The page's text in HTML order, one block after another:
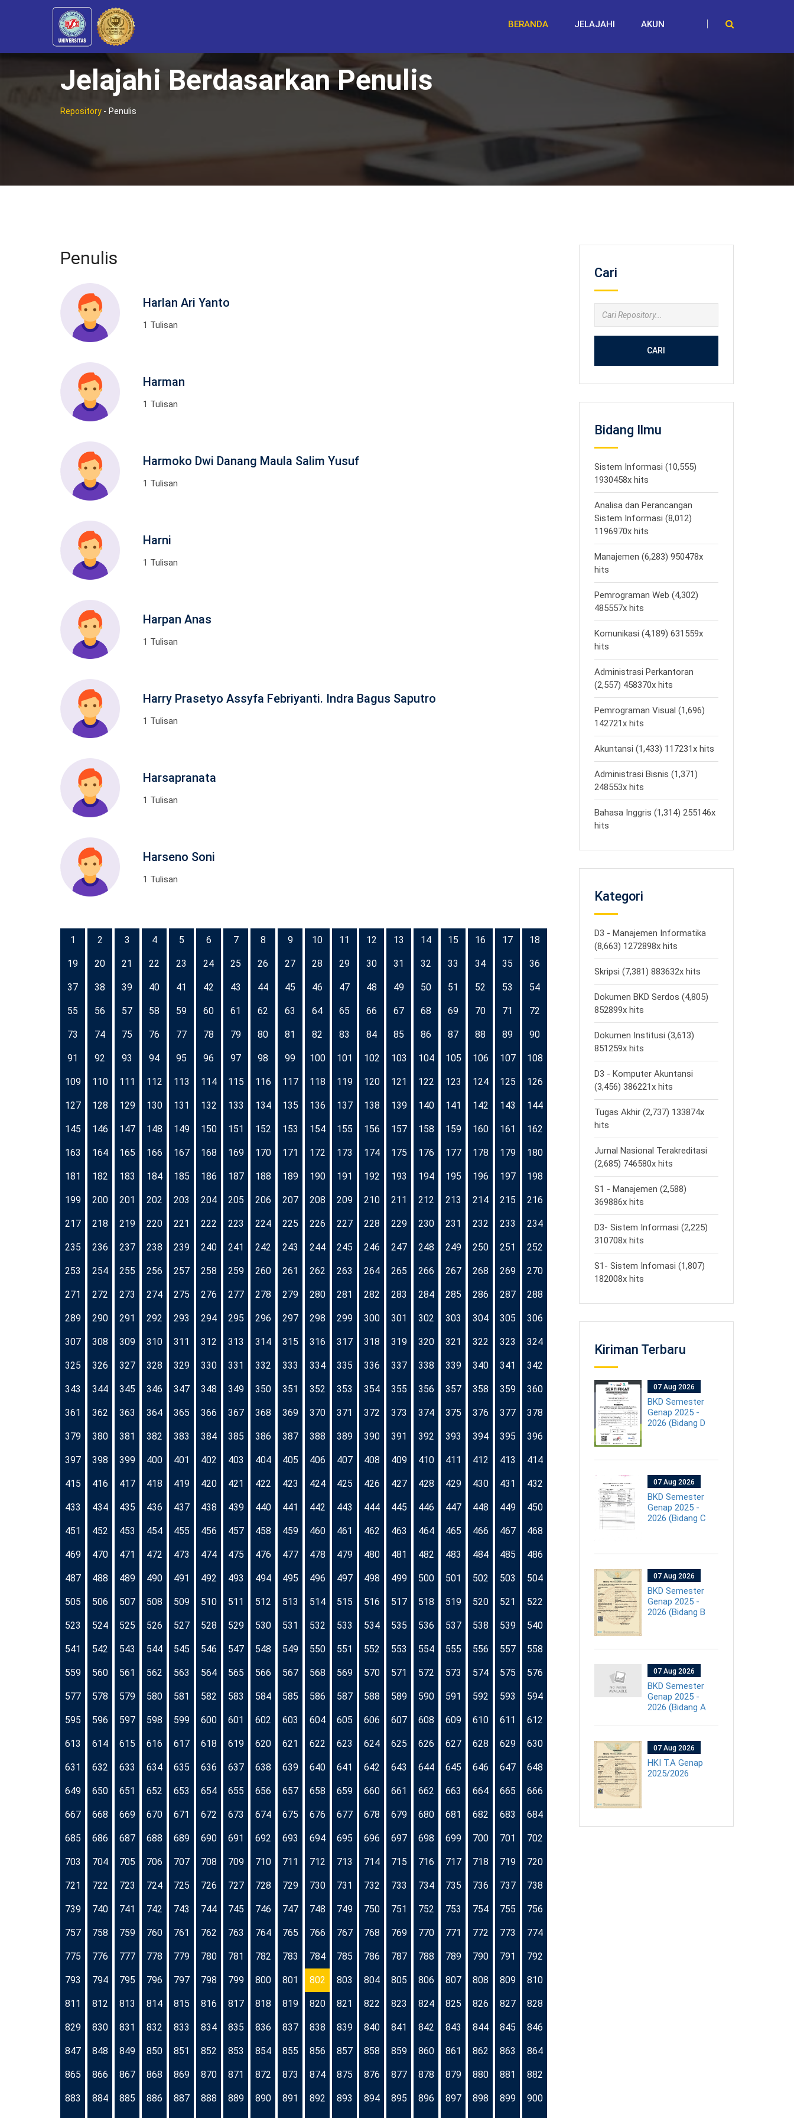
BERANDA JELAJAHI AKUN
Jelajahi Berdasarkan Penulis
Repository - Penulis
Penulis
Harlan Ari Yanto
1 Tulisan
Harman
1 Tulisan
Harmoko Dwi Danang Maula Salim Yusuf
1 Tulisan
Harni
1 Tulisan
Harpan Anas
1 Tulisan
Harry Prasetyo Assyfa Febriyanti. Indra Bagus Saputro
1 Tulisan
Harsapranata
1 Tulisan
Harseno Soni
1 Tulisan
1 2 3 4 5 6 7 8 9 10 11 12 13 14 15 16 17 18
19 20 21 22 23 24 25 26 27 28 29 30 31 32 33 34 35 36
37 38 39 40 41 42 43 44 45 46 47 48 49 50 51 52 53 54
55 56 57 58 59 60 61 62 63 64 65 66 67 68 69 70 71 72
73 74 75 76 77 78 79 80 81 82 83 84 85 86 87 88 89 90
91 92 93 94 95 96 97 98 99 100 101 102 103 104 105 106 107 108
109 110 111 112 113 114 115 116 117 118 119 120 121 122 123 124 125 126
127 128 129 130 131 132 133 134 135 136 137 138 139 140 141 142 143 144
145 146 147 148 149 150 151 152 153 154 155 156 157 158 159 160 161 162
163 164 165 166 167 168 169 170 171 172 173 174 175 176 177 178 179 180
181 182 183 184 185 186 187 188 189 190 191 192 193 194 195 196 197 198
199 200 201 202 203 204 205 206 207 208 209 210 211 212 213 214 215 216
217 218 219 220 221 222 223 224 225 226 227 228 229 230 231 232 233 234
235 236 237 238 239 240 241 242 243 244 245 246 247 248 249 250 251 252
253 254 255 256 257 258 259 260 261 262 263 264 265 266 267 268 269 270
271 272 273 274 275 276 277 278 279 280 281 282 283 284 285 286 287 288
289 290 291 292 293 294 295 296 297 298 299 300 301 302 303 304 305 306
307 308 309 310 311 312 313 314 315 316 317 318 319 320 321 322 323 324
325 326 327 328 329 330 331 332 333 334 335 336 337 338 339 340 341 342
343 344 345 346 347 348 349 350 351 352 353 354 355 356 357 358 359 360
361 362 363 364 365 366 367 368 369 370 371 372 373 374 375 376 377 378
379 380 381 382 383 384 385 386 387 388 389 390 391 392 393 394 395 396
397 398 399 400 401 402 403 404 405 406 407 408 409 410 411 412 413 414
415 416 417 418 419 420 421 422 423 424 425 426 427 428 429 430 431 432
433 434 435 436 437 438 439 440 441 442 443 444 445 446 447 448 449 450
451 452 453 454 455 456 457 458 459 460 461 462 463 464 465 466 467 468
469 470 471 472 473 474 475 476 477 478 479 480 481 482 483 484 485 486
487 488 489 490 491 492 493 494 495 496 497 498 499 500 501 502 503 504
505 506 507 508 509 510 511 512 513 514 515 516 517 518 519 520 521 522
523 524 525 526 527 528 529 530 531 532 533 534 535 536 537 538 539 540
541 542 543 544 545 546 547 548 549 550 551 552 553 554 555 556 557 558
559 560 561 562 563 564 565 566 567 568 569 570 571 572 573 574 575 576
577 578 579 580 581 582 583 584 585 586 587 588 589 590 591 592 593 594
595 596 597 598 599 600 601 602 603 604 605 606 607 608 609 610 611 612
613 614 615 616 617 618 619 620 621 622 623 624 625 626 627 628 629 630
631 632 633 634 635 636 637 638 639 640 641 642 643 644 645 646 647 648
649 650 651 652 653 654 655 656 657 658 659 660 661 662 663 664 665 666
667 668 669 670 671 672 673 674 675 676 677 678 679 680 681 682 683 684
685 686 687 688 689 690 691 692 693 694 695 696 697 698 699 700 701 702
703 704 705 706 707 708 709 710 711 712 713 714 715 716 717 718 719 720
721 722 723 724 725 726 727 728 729 730 731 732 733 734 735 736 737 738
739 740 741 742 743 744 745 746 747 748 749 750 751 752 753 754 755 756
757 758 759 760 761 762 763 764 765 766 767 768 769 770 771 772 773 774
775 776 777 778 779 780 781 782 783 784 785 786 787 788 789 790 791 792
793 794 795 796 797 798 799 800 801 802 803 804 805 806 807 808 809 810
811 812 813 814 815 816 817 818 819 820 821 822 823 824 825 826 827 828
829 830 831 832 833 834 835 836 837 838 839 840 841 842 843 844 845 846
847 848 849 850 851 852 853 854 855 856 857 858 859 860 861 862 863 864
865 866 867 868 869 870 871 872 873 874 875 876 877 878 879 880 881 882
883 884 885 886 887 888 889 890 891 892 893 894 895 896 897 898 899 900
Cari
CARI
Bidang Ilmu
Sistem Informasi (10,555)
1930458x hits
Analisa dan Perancangan
Sistem Informasi (8,012)
1196970x hits
Manajemen (6,283) 950478x
hits
Pemrograman Web (4,302)
485557x hits
Komunikasi (4,189) 631559x
hits
Administrasi Perkantoran
(2,557) 458370x hits
Pemrograman Visual (1,696)
142721x hits
Akuntansi (1,433) 117231x hits
Administrasi Bisnis (1,371)
248553x hits
Bahasa Inggris (1,314) 255146x
hits
Kategori
D3 - Manajemen Informatika
(8,663) 1272898x hits
Skripsi (7,381) 883632x hits
Dokumen BKD Serdos (4,805)
852899x hits
Dokumen Institusi (3,613)
851259x hits
D3 - Komputer Akuntansi
(3,456) 386221x hits
Tugas Akhir (2,737) 133874x
hits
Jurnal Nasional Terakreditasi
(2,685) 746580x hits
S1 - Manajemen (2,588)
369886x hits
D3- Sistem Informasi (2,225)
310708x hits
S1- Sistem Infomasi (1,807)
182008x hits
Kiriman Terbaru
07 Aug 2026
BKD Semester
Genap 2025 -
2026 (Bidang D
07 Aug 2026
BKD Semester
Genap 2025 -
2026 (Bidang C
07 Aug 2026
BKD Semester
Genap 2025 -
2026 (Bidang B
07 Aug 2026
BKD Semester
Genap 2025 -
2026 (Bidang A
07 Aug 2026
HKI T.A Genap
2025/2026